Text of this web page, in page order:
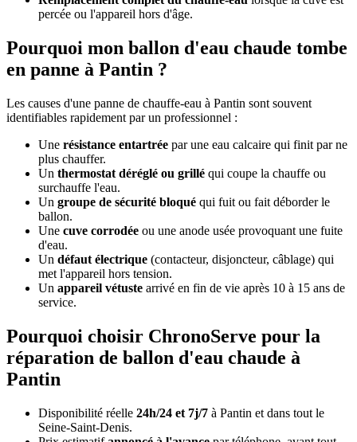
percée ou l'appareil hors d'âge.
Pourquoi mon ballon d'eau chaude tombe
en panne à Pantin ?
Les causes d'une panne de chauffe-eau à Pantin sont souvent
identifiables rapidement par un professionnel :
Une résistance entartrée par une eau calcaire qui finit par ne
plus chauffer.
Un thermostat déréglé ou grillé qui coupe la chauffe ou
surchauffe l'eau.
Un groupe de sécurité bloqué qui fuit ou fait déborder le
ballon.
Une cuve corrodée ou une anode usée provoquant une fuite
d'eau.
Un défaut électrique (contacteur, disjoncteur, câblage) qui
met l'appareil hors tension.
Un appareil vétuste arrivé en fin de vie après 10 à 15 ans de
service.
Pourquoi choisir ChronoServe pour la
réparation de ballon d'eau chaude à
Pantin
Disponibilité réelle 24h/24 et 7j/7 à Pantin et dans tout le
Seine-Saint-Denis.